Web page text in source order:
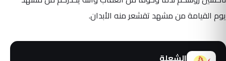
يوم القيامة من مشهد تقشعر منه الأبدان.